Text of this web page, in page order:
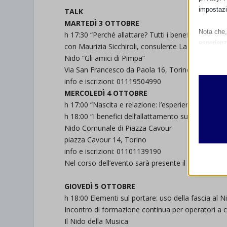
TALK
MARTEDÌ 3 OTTOBRE
h 17:30 “Perché allattare? Tutti i benefici di
con Maurizia Sicchiroli, consulente La Leche
Nido “Gli amici di Pimpa”
Via San Francesco da Paola 16, Torino
info e iscrizioni: 01119504990
MERCOLEDÌ 4 OTTOBRE
h 17:00 “Nascita e relazione: l’esperienza di una
h 18:00 “I benefici dell’allattamento sulla
Nido Comunale di Piazza Cavour
piazza Cavour 14, Torino
info e iscrizioni: 01101139190
Nel corso dell’evento sarà presente il Punto
GIOVEDÌ 5 OTTOBRE
h 18:00 Elementi sul portare: uso della fascia al
Incontro di formazione continua per operatori a
Il Nido della Musica
Nota
wp-
I
_ga_*
Altri